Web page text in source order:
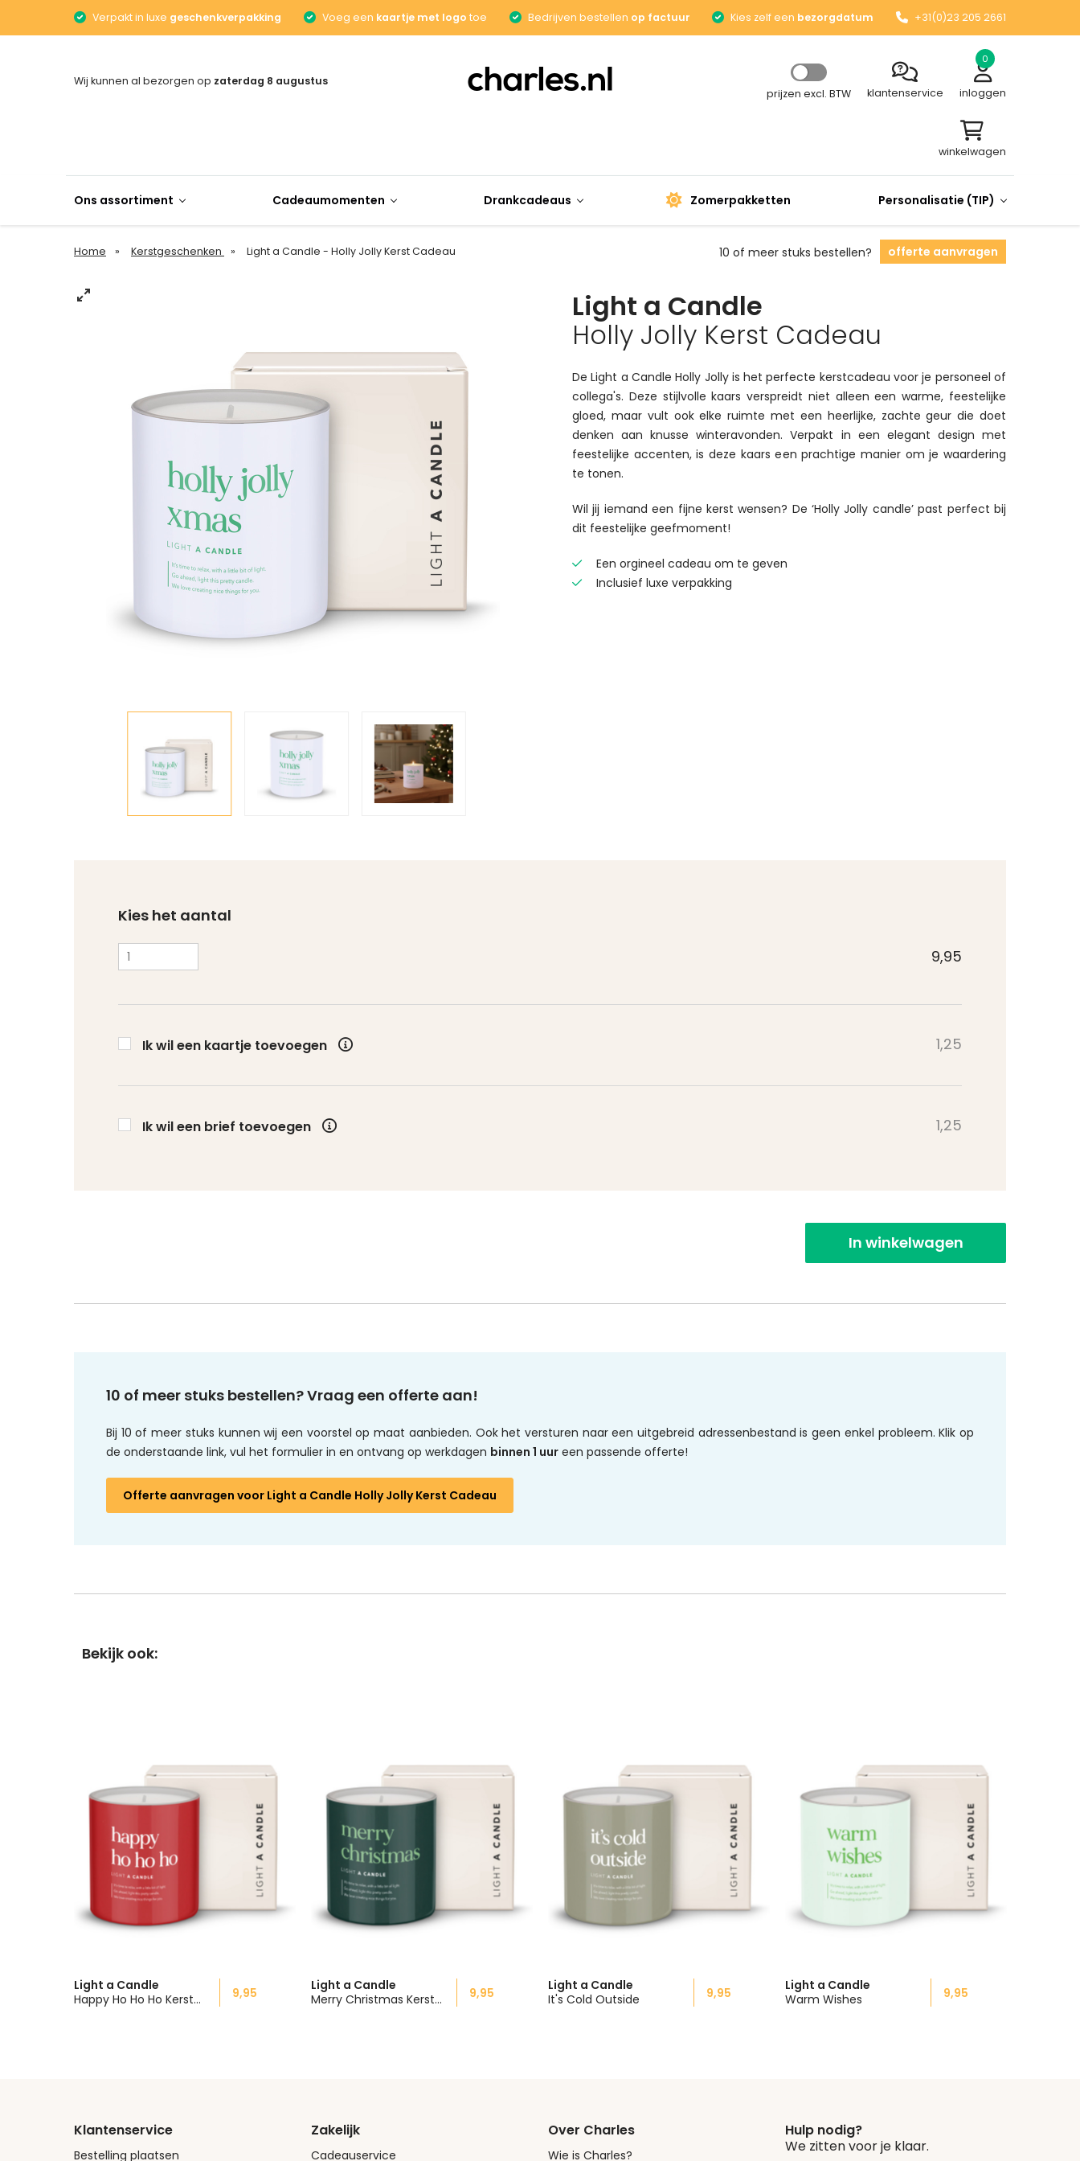
Verpakt in luxe geschenkverpakking Voeg een kaartje met logo toe Bedrijven bestellen op factuur Kies zelf een bezorgdatum +31(0)23 205 2661
Wij kunnen al bezorgen op zaterdag 8 augustus
prijzen excl. BTW
klantenservice inloggen
winkelwagen
0
Ons assortiment Cadeaumomenten Drankcadeaus Zomerpakketten Personalisatie (TIP)
Home Kerstgeschenken Light a Candle - Holly Jolly Kerst Cadeau offerte aanvragen
10 of meer stuks bestellen?
Light a Candle
Holly Jolly Kerst Cadeau
De Light a Candle Holly Jolly is het perfecte kerstcadeau voor je personeel of
collega's. Deze stijlvolle kaars verspreidt niet alleen een warme, feestelijke
gloed, maar vult ook elke ruimte met een heerlijke, zachte geur die doet
denken aan knusse winteravonden. Verpakt in een elegant design met
feestelijke accenten, is deze kaars een prachtige manier om je waardering
te tonen.
Wil jij iemand een fijne kerst wensen? De ‘Holly Jolly candle’ past perfect bij
dit feestelijke geefmoment!
Een orgineel cadeau om te geven
Inclusief luxe verpakking
Kies het aantal
9,95
Ik wil een kaartje toevoegen 1,25
Ik wil een brief toevoegen 1,25
In winkelwagen
10 of meer stuks bestellen? Vraag een offerte aan!
Bij 10 of meer stuks kunnen wij een voorstel op maat aanbieden. Ook het versturen naar een uitgebreid adressenbestand is geen enkel probleem. Klik op
de onderstaande link, vul het formulier in en ontvang op werkdagen binnen 1 uur een passende offerte!
Offerte aanvragen voor Light a Candle Holly Jolly Kerst Cadeau
Bekijk ook:
Light a Candle
Happy Ho Ho Ho Kerstattentie
9,95
Light a Candle
Merry Christmas Kerstgeschenk
9,95
Light a Candle
It's Cold Outside
9,95
Light a Candle
Warm Wishes
9,95
Klantenservice
Bestelling plaatsen
Zakelijk
Cadeauservice
Over Charles
Wie is Charles?
Hulp nodig?
We zitten voor je klaar.